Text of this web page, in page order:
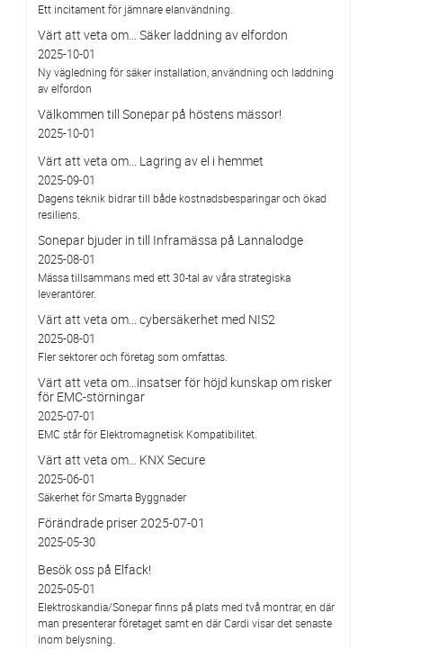
Ett incitament för jämnare elanvändning.
Värt att veta om… Säker laddning av elfordon
2025-10-01
Ny vägledning för säker installation, användning och laddning
av elfordon
Välkommen till Sonepar på höstens mässor!
2025-10-01
Värt att veta om... Lagring av el i hemmet
2025-09-01
Dagens teknik bidrar till både kostnadsbesparingar och ökad
resiliens.
Sonepar bjuder in till Inframässa på Lannalodge
2025-08-01
Mässa tillsammans med ett 30-tal av våra strategiska
leverantörer.
Värt att veta om... cybersäkerhet med NIS2
2025-08-01
Fler sektorer och företag som omfattas.
Värt att veta om…insatser för höjd kunskap om risker
för EMC-störningar
2025-07-01
EMC står för Elektromagnetisk Kompatibilitet.
Värt att veta om… KNX Secure
2025-06-01
Säkerhet för Smarta Byggnader
Förändrade priser 2025-07-01
2025-05-30
Besök oss på Elfack!
2025-05-01
Elektroskandia/Sonepar finns på plats med två montrar, en där
man presenterar företaget samt en där Cardi visar det senaste
inom belysning.